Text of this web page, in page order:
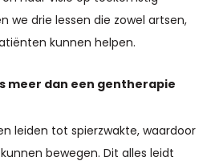
we drie lessen die zowel artsen,
kunnen helpen.
meer dan een gentherapie
leiden tot spierzwakte, waardoor
bewegen. Dit alles leidt